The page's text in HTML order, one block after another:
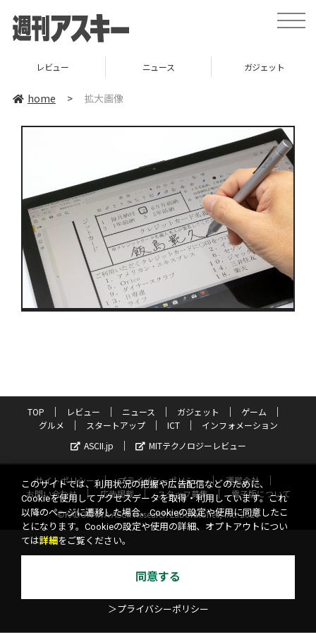
toggle
レビュー ニュース ガジェット
home > 拡大画像
TOP レビュー ニュース ガジェット
ゲーム
グルメ
スタートアップ ICT
インフォメーション
ASCII.jp
MITテクノロジーレビュー
サイトポリシー プライバシーポリシー
運営会社
お問い合わせ
広告掲載 スタッフ募集
電子版について
©KADOKAWA ASCII Research Laboratories, Inc. 2026
このサイトでは、利用状況の把握や広告配信などのために、
Cookieを使用してアクセスデータを取得・利用しています。これ
以降のページに遷移した場合、Cookieの設定や使用に同意したこ
とになります。Cookieの設定や使用の詳細、オプトアウトについ
ては詳細 をご覧ください。
同意する
＞プライバシーポリシー